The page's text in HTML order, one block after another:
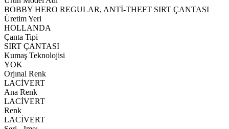
BOBBY HERO REGULAR, ANTİ-THEFT SIRT ÇANTASI
Üretim Yeri
HOLLANDA
Çanta Tipi
SIRT ÇANTASI
Kumaş Teknolojisi
YOK
Orjınal Renk
LACİVERT
Ana Renk
LACİVERT
Renk
LACİVERT